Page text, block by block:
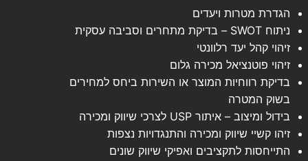
הגדרת מטרות ויעדים
ניתוח SWOT – בדיקת מתחרים וסביבה עסקית
זיהוי קהל יעד רלוונטי
זיהוי פוטנציאל מכירה גלום
בדיקת רווחיות המוצר או השירות ביחס למחירים
בשוק המטרה
בידול ומיצוב – איתור USP לצרכי שיווק ומכירה
זיהו קשיי שיווק ומכירה והתנגדויות נצפות
התייחסות לתקציבים ואפיקי שיווק שונים